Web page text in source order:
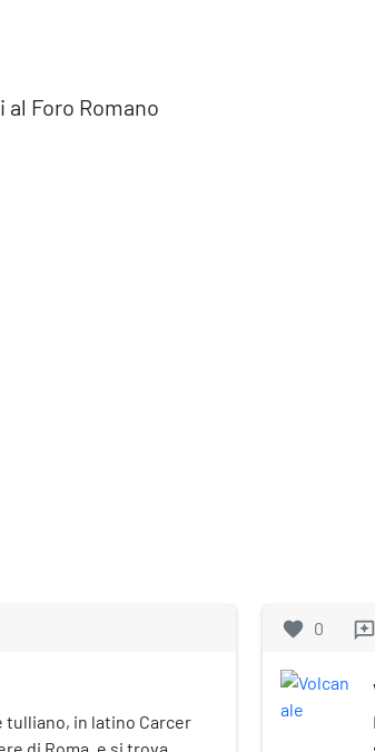
al Foro Romano
tulliano, in latino Carcer
favorite 0 reviews